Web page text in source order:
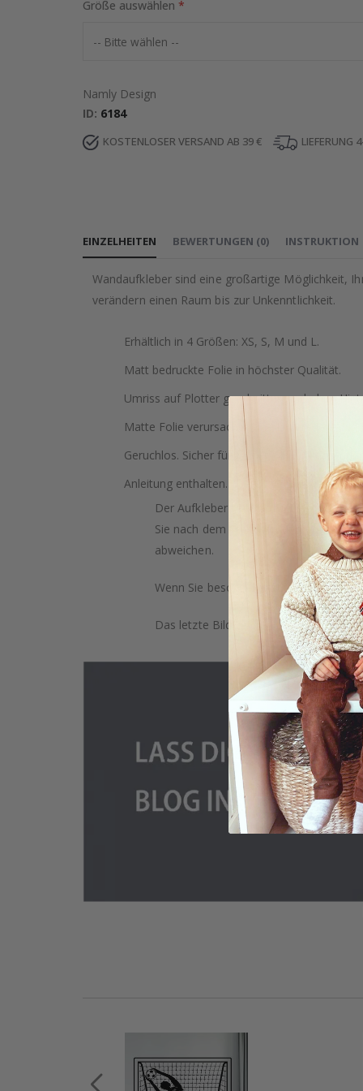
Größe auswählen
Namly Design
ID 6184
KOSTENLOSER VERSAND AB 39 € LIEFERUNG
EINZELHEITEN
Wandaufkleber sind eine großartige Möglichkeit,
verändern einen Raum bis zur Unkenntlichkeit.
Erhältlich in 4 Größen: XS, S, M und L.
Matt bedruckte Folie in höchster Qualität.
Umriss auf Plotter geschnitten und ohne
Matte Folie verursacht keine Lichtreflexe.
Geruchlos. Sicher für Kinder. Sicher für den
Anleitung enthalten.
Der Aufkleber kann auf jeder glatten
Sie nach dem Streichen der Wände 3
abweichen.
Wenn Sie besondere Wünsche haben,
Das letzte Bild zeigt, wie das Produkt
BEWERTUNGEN (0) INSTRUKTION